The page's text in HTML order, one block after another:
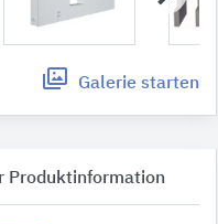
Galerie starten
Produktinformation